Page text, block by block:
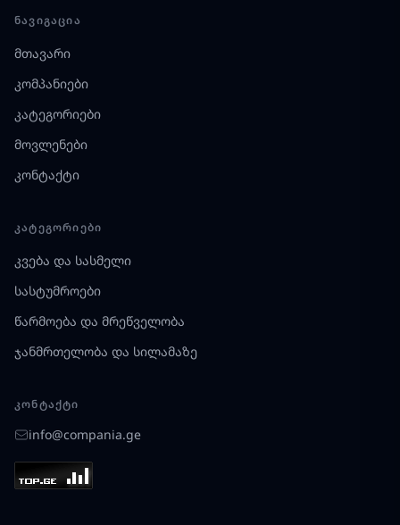
ᲜᲐᲕᲘᲒᲐᲪᲘᲐ
მთავარი
კომპანიები
კატეგორიები
მოვლენები
კონტაქტი
ᲙᲐᲢᲔᲒᲝᲠᲘᲔᲑᲘ
კვება და სასმელი
სასტუმროები
წარმოება და მრეწველობა
ჯანმრთელობა და სილამაზე
ᲙᲝᲜᲢᲐᲥᲢᲘ
info@compania.ge